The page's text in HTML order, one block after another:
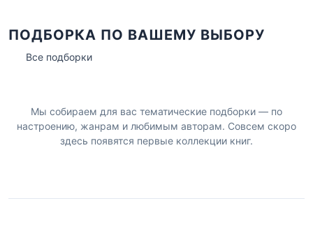
ПОДБОРКА ПО ВАШЕМУ ВЫБОРУ
Все подборки
Мы собираем для вас тематические подборки — по
настроению, жанрам и любимым авторам. Совсем скоро
здесь появятся первые коллекции книг.